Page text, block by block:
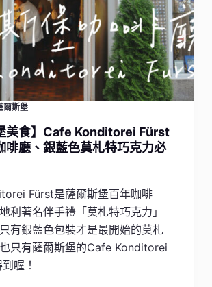
爾斯堡
美食】Cafe Konditorei Fürst
啡廳、銀藍色莫札特巧克力必
Fürst是薩爾斯堡百年咖啡
利著名伴手禮「莫札特巧克力」
有銀藍色包裝才是最開始的莫札
只有薩爾斯堡的Cafe Konditorei
喔！